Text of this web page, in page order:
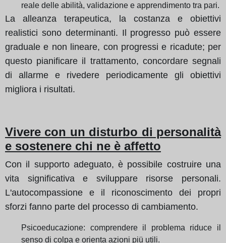
reale delle abilità, validazione e apprendimento tra pari.
La alleanza terapeutica, la costanza e obiettivi
realistici sono determinanti. Il progresso può essere
graduale e non lineare, con progressi e ricadute; per
questo pianificare il trattamento, concordare segnali
di allarme e rivedere periodicamente gli obiettivi
migliora i risultati.
Vivere con un disturbo di personalità
e sostenere chi ne è affetto
Con il supporto adeguato, è possibile costruire una
vita significativa e sviluppare risorse personali.
L'autocompassione e il riconoscimento dei propri
sforzi fanno parte del processo di cambiamento.
Psicoeducazione: comprendere il problema riduce il
senso di colpa e orienta azioni piü utili.